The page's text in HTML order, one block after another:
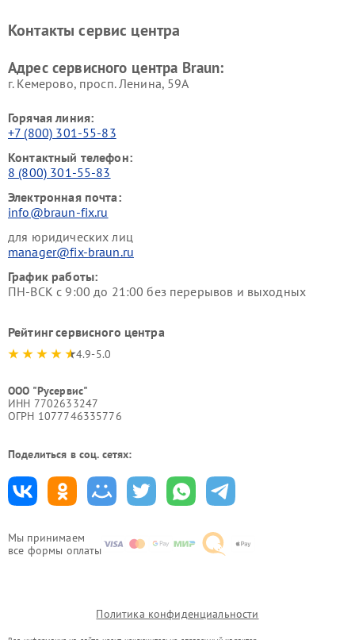
Мы принимаем
все формы оплаты
Контакты сервис центра
Адрес сервисного центра Braun:
г. Кемерово, просп. Ленина, 59А
Горячая линия:
+7 (800) 301-55-83
Контактный телефон:
8 (800) 301-55-83
Электронная почта:
info@braun-fix.ru
для юридических лиц
manager@fix-braun.ru
График работы:
ПН-ВСК с 9:00 до 21:00 без перерывов и выходных
Рейтинг сервисного центра
4.9-5.0
ООО "Русервис"
ИНН 7702633247
ОГРН 1077746335776
Поделиться в соц. сетях:
Политика конфиденциальности